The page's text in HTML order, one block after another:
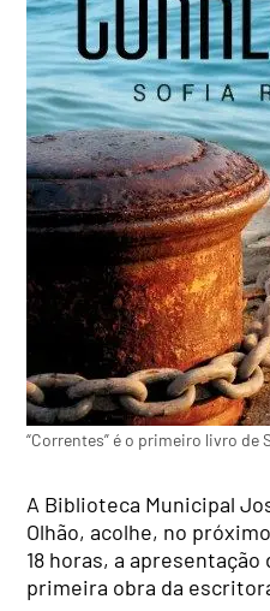
“Correntes” é o primeiro livro de
A Biblioteca Municipal
Olhão, acolhe, no
18 horas, a apresentação
primeira obra da